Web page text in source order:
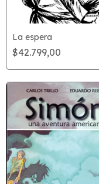
La espera
$42.799,00